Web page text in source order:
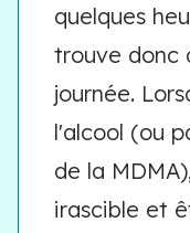
quelques
trouve donc
journée.
l'alcool (ou
de la
irascible et